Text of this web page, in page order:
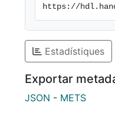
https://
Estadístiques
Exportar
JSON - METS